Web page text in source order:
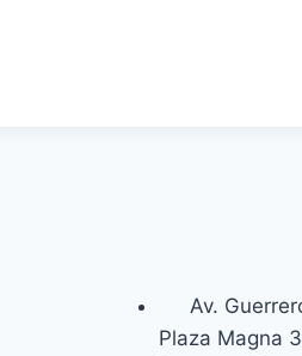
Av.
Plaza Magna